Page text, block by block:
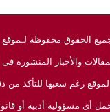
والأخبار المنشورة
رغم سعيها للتأكد من
أى مسؤولية أدبية أو